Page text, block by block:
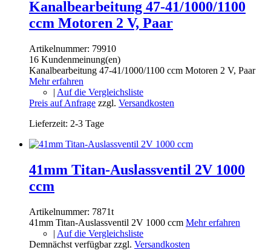
Kanalbearbeitung 47-41/1000/1100
ccm Motoren 2 V, Paar
Artikelnummer: 79910
16 Kundenmeinung(en)
Kanalbearbeitung 47-41/1000/1100 ccm Motoren 2 V, Paar
Mehr erfahren
| Auf die Vergleichsliste
Preis auf Anfrage zzgl. Versandkosten
Lieferzeit: 2-3 Tage
41mm Titan-Auslassventil 2V 1000
ccm
Artikelnummer: 7871t
41mm Titan-Auslassventil 2V 1000 ccm Mehr erfahren
| Auf die Vergleichsliste
Demnächst verfügbar zzgl. Versandkosten